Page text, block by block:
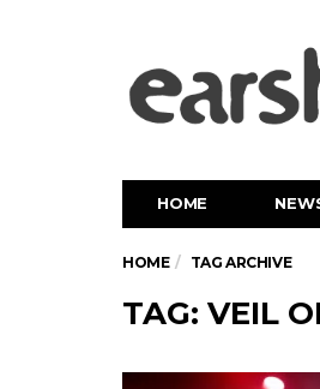
HOME
HOME TAG ARCHIVE
TAG: VEIL